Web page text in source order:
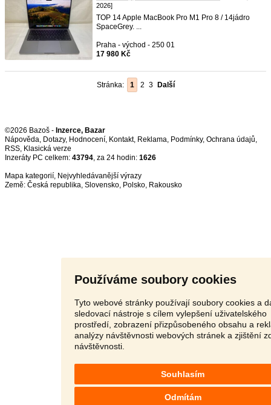
Používáme soubory cookies
Tyto webové stránky používají soubory cookies a
sledovací nástroje s cílem vylepšení uživatelského
prostředí, zobrazení přizpůsobeného obsahu a
analýzy návštěvnosti webových stránek a zjištění
návštěvnosti.
Souhlasím
Odmítám
2026]
TOP 14 Apple MacBook Pro M1 Pro 8 / 14jádro
SpaceGrey. ...
Praha - východ - 250 01
17 980 Kč
Stránka: 1 2 3 Další
©2026 Bazoš - Inzerce, Bazar
Nápověda, Dotazy, Hodnocení, Kontakt, Reklama, Podmínky, Ochrana údajů,
RSS,
Inzeráty PC celkem: 43794, za 24 hodin: 1626
Mapa kategorií, Nejvyhledávanější výrazy
Země: Česká republika, Slovensko, Polsko, Rakousko